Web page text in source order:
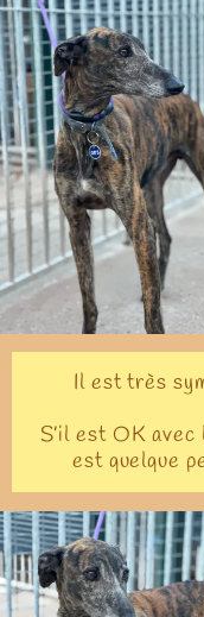
Il est très
S’il est OK
est quelque